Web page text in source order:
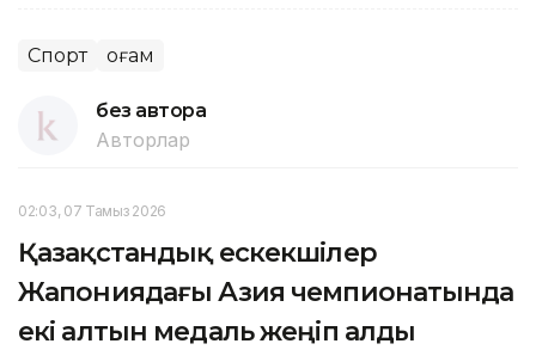
Спорт Қоғам
без автора
Авторлар
02:03, 07 Тамыз 2026
Қазақстандық ескекшілер
Жапониядағы Азия чемпионатында
екі алтын медаль жеңіп алды